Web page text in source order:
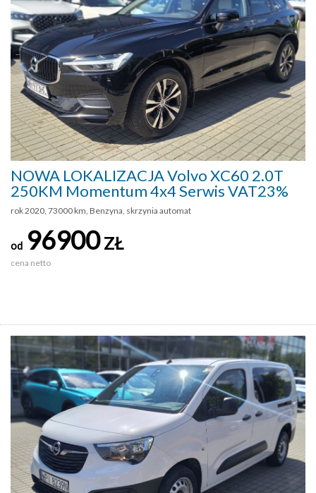
NOWA LOKALIZACJA Volvo XC60 2.0T
250KM Momentum 4x4 Serwis VAT23%
rok 2020, 73000 km, Benzyna, skrzynia automat
od 96900ZŁ
cena netto